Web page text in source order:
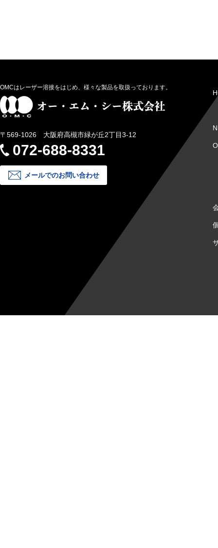
OMCはレーザー溶接をはじめ、様々な製品を取扱っております。
〒569-1026 大阪府高槻市緑が丘2丁目3-12
072-688-8331
メールでのお問い合わせ